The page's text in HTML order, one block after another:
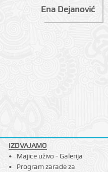
Ena Dejanović
IZDVAJAMO
Majice uživo - Galerija
Program zarade za